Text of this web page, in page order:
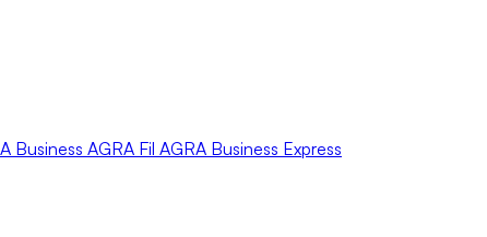
Business AGRA Fil AGRA Business Express